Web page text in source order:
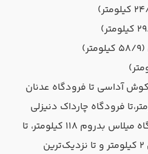
آداسی تا فرودگاه عدنان
حدودا ۸۵ کیلومتر،تا فرودگاه چارداک دنیزلی
حدودا ۲۵۸ کیلومتر، تا فرودگاه میلاس بدروم ۱۱۸ کیلومتر، تا
نزدیک‌ترین ایستگاه اتوبوس ۲ کیلومتر و تا نزدیک‌ترین